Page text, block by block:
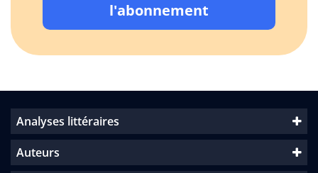
l'abonnement
Analyses littéraires
Auteurs